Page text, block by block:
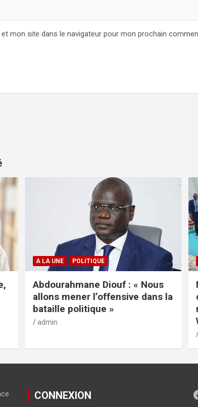
mon site dans le navigateur pour mon prochain
A LA UNE POLITIQUE
Abdourahmane Diouf : « Nous
allons mener l’offensive dans la
bataille politique »
admin
CONNEXION